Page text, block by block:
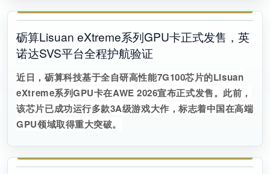
砺算Lisuan eXtreme系列GPU卡正式发售，英
诺达SVS平台全程护航验证
近日 ， 砺算科技基于全自研高性能7G100芯片的Lisuan
eXtreme系列GPU卡在AWE 2026宣布正式发售。此前，
该芯片已成功运行多款3A级游戏大作，标志着中国在高端
GPU领域取得重大突破。